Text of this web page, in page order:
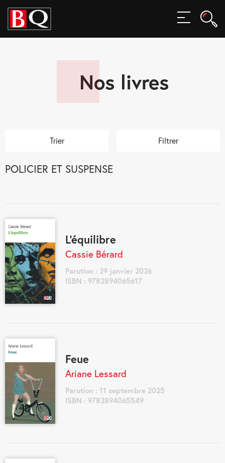
MENU
Nos livres
Trier Filtrer
POLICIER ET SUSPENSE
L'équilibre
Cassie Bérard
Parution : 29 janvier 2026
ISBN : 9782894065617
Feue
Ariane Lessard
Parution : 11 septembre 2025
ISBN : 9782894065549